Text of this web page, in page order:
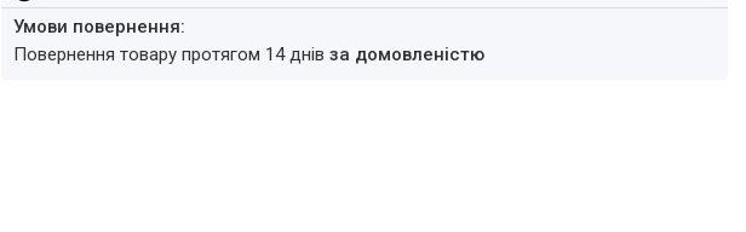
повернення товару протягом 14 днівза домовленістю